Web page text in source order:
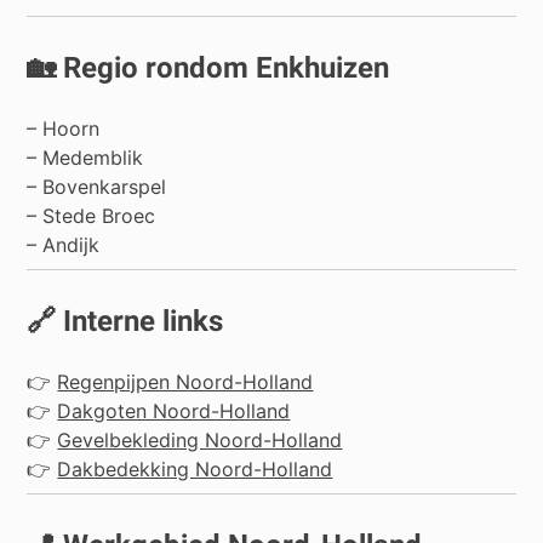
🏡 Regio rondom Enkhuizen
– Hoorn
– Medemblik
– Bovenkarspel
– Stede Broec
–Andijk
🔗 Interne links
👉 Regenpijpen Noord-Holland
👉 Dakgoten Noord-Holland
👉 Gevelbekleding Noord-Holland
👉 Dakbedekking Noord-Holland